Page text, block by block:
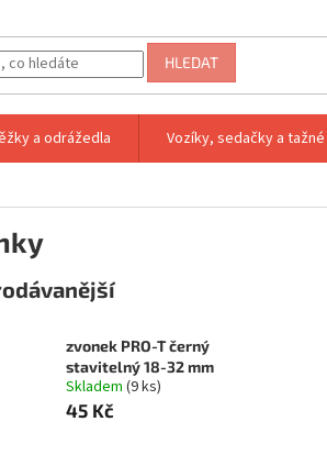
HLEDAT
a odrážedla Vozíky, sedačky a
zvonek PRO-T černý
stavitelný 18-32 mm
Skladem (9 ks)
45 Kč